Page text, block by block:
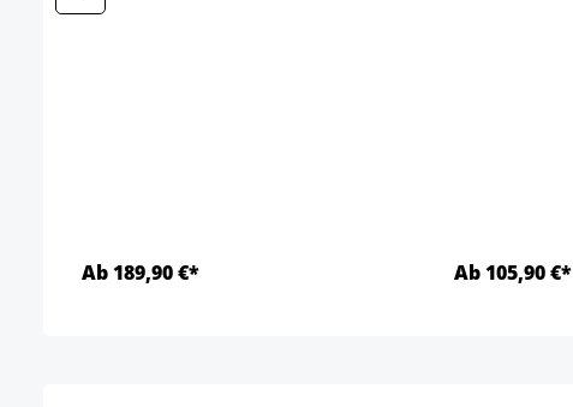
Ab 189,90 €* Ab 105,90 €*